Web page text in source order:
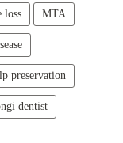
loss MTA
preservation
dentist